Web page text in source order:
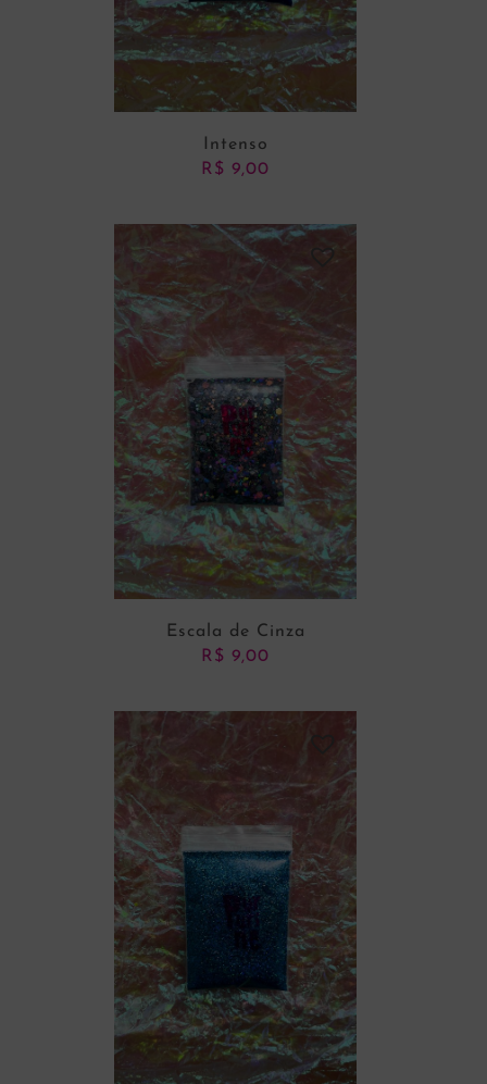
ADICIONAR AO CARRINHO
Intenso
R$ 9,00
ADICIONAR AO CARRINHO
Escala de Cinza
R$ 9,00